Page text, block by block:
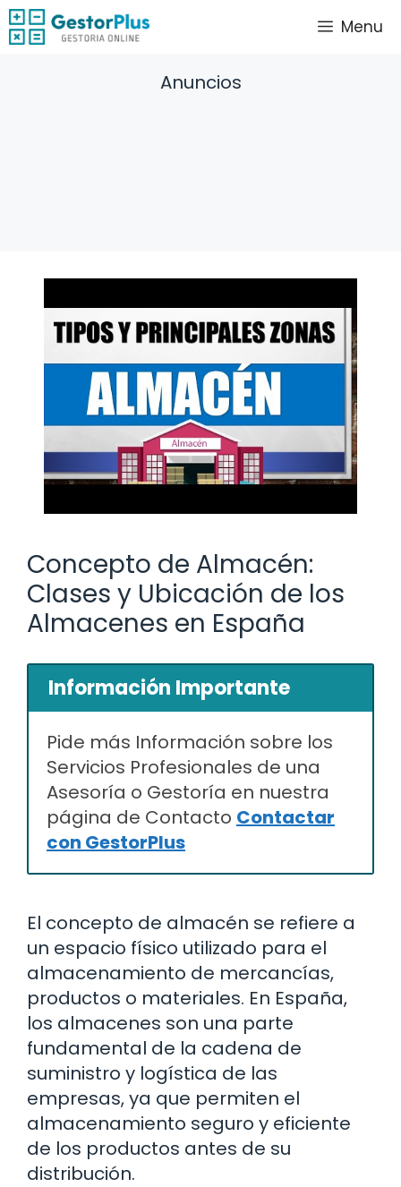
Saltar
al
Menu
Anuncios
Concepto de Almacén:
Clases y Ubicación de los
Almacenes en España
Información Importante
Pide más Información sobre los
Servicios Profesionales de una
Asesoría o Gestoría en nuestra
página de Contacto Contactar
con GestorPlus
El concepto de almacén se refiere a
un espacio físico utilizado para el
almacenamiento de mercancías,
productos o materiales. En España,
los almacenes son una parte
fundamental de la cadena de
suministro y logística de las
empresas, ya que permiten el
almacenamiento seguro y eficiente
de los productos antes de su
distribución.